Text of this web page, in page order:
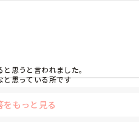
思うと言われました。
と思っている所です
をもっと見る